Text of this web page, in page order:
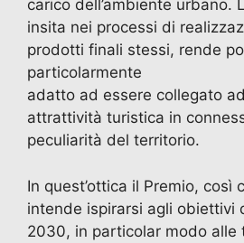
carico dell’ambiente urbano.
insita nei processi di
prodotti finali stessi, rende
particolarmente
adatto ad essere collegato
attrattività turistica in
peculiarità del territorio.
In quest’ottica il Premio, così
intende ispirarsi agli obiettivi
2030, in particolar modo alle